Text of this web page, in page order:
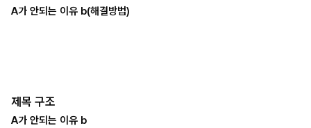
A가 안되는 이유 b(해결방법)
제목 구조
A가 안되는 이유 b